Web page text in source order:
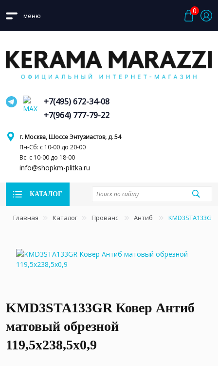
меню
0
г. Москва, Шоссе Энтузиастов, д. 54
Пн-Сб: с 10-00 до 20-00
Вс: с 10-00 до 18-00
info@shopkm-plitka.ru
+7(495) 672-34-08
+7(964) 777-79-22
КАТАЛОГ
Главная Каталог Прованс Антиб
KMD3STA133GR Ковер Антиб
матовый обрезной
119,5x238,5x0,9